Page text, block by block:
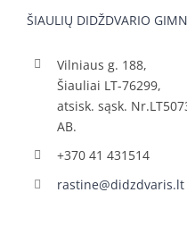
ŠIAULIŲ DIDŽDVARIO
Vilniaus g. 188,
Šiauliai LT-76299,
atsisk. sąsk.
AB.
+370 41 431514
rastine@didzdvaris.lt